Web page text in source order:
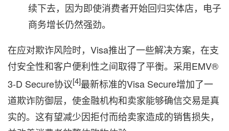
续下去，因为即使消费者开始回归实体店，电子
商务增长仍然强劲。
在应对欺诈风险时，Visa推出了一些解决方案，在支
付安全性和客户便利性之间取得了平衡。采用EMV®
3-D Secure协议[4]最新标准的Visa Secure增加了一
道欺诈防御层，使金融机构和卖家能够确信交易是真
实的。这有望减少因拒付而给卖家造成的销售损失，